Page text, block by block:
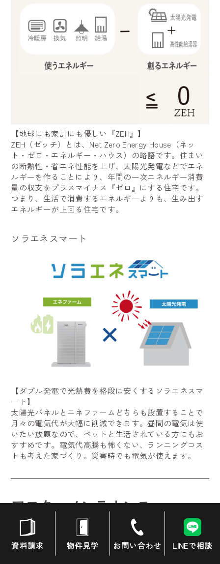
資料請求 物件見学 お問い合わせ LINEで相談
【地球にも家計にも優しい『ZEH』】
ZEH（ゼッチ）とは、Net Zero Energy House（ネッ
ト・ゼロ・エネルギー・ハウス）の略語です。住まい
の断熱性・省エネ性能を上げ、太陽光発電などでエネ
ルギーを作ることにより、年間の一次エネルギー消費
量の収支をプラスマイナス『ゼロ』にする住宅です。
つまり、生活で消費するエネルギーよりも、生み出す
エネルギーが上回る住宅です。
ソラエネスマート
【ダブル発電で光熱費を格段に安くするソラエネスマ
ート】
太陽光パネルとエネファームどちらも設置することで
月々の電気代が大幅に削減できます。昼間の電気は使
いたい放題なので、ペットと生活されている方にもお
すすめです。電気代高騰も怖くない、ランニングコス
トも考えた家づくり。災害時でも電気が使えます。
アフターメンテナンス
第三者チェック